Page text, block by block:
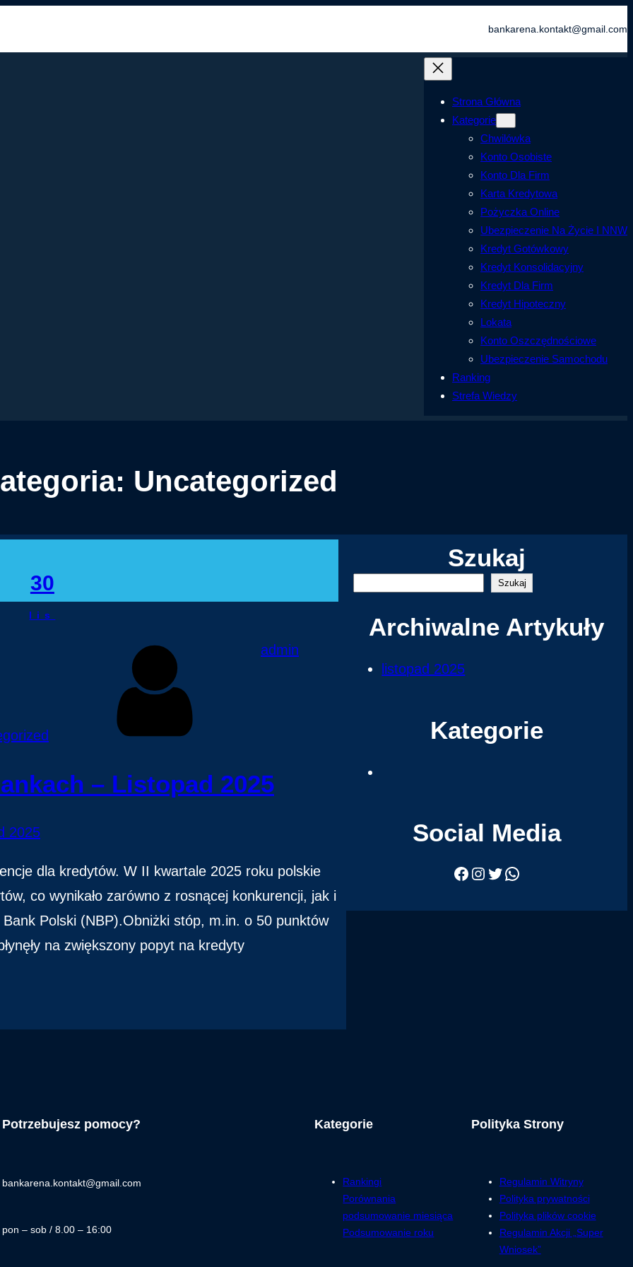
bankarena.kontakt@gmail.com
Strona Główna
Kategorie
Chwilówka
Konto Osobiste
Konto Dla Firm
Karta Kredytowa
Pożyczka Online
Ubezpieczenie Na Życie I NNW
Kredyt Gotówkowy
Kredyt Konsolidacyjny
Kredyt Dla Firm
Kredyt Hipoteczny
Lokata
Konto Oszczędnościowe
Ubezpieczenie Samochodu
Ranking
Strefa Wiedzy
Uncategorized
30
lis
admin
– Listopad 2025
dla kredytów. W II kwartale 2025 roku polskie
co wynikało zarówno z rosnącej konkurencji, jak i
Polski (NBP).Obniżki stóp, m.in. o 50 punktów
na zwiększony popyt na kredyty
Szukaj
Szukaj
Archiwalne Artykuły
listopad 2025
Kategorie
Social Media
Facebook Instagram Twitter WhatsApp
Potrzebujesz pomocy?
bankarena.kontakt@gmail.com
pon – sob / 8.00 – 16:00
Kategorie
Rankingi
Porównania
podsumowanie miesiąca
Podsumowanie roku
Polityka Strony
Regulamin Witryny
Polityka prywatności
Polityka plików cookie
Regulamin Akcji „Super
Wniosek”